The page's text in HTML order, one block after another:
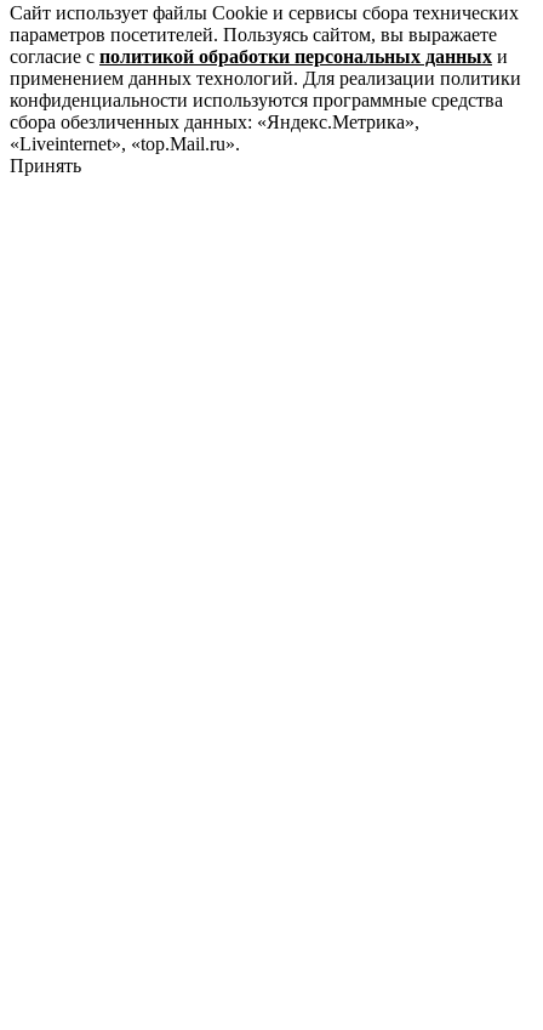
Сайт использует файлы Cookie и сервисы сбора технических
параметров посетителей. Пользуясь сайтом, вы выражаете
согласие с политикой обработки персональных данных и
применением данных технологий. Для реализации политики
конфиденциальности используются программные средства
сбора обезличенных данных: «Яндекс.Метрика»,
«Liveinternet», «top.Mail.ru».
Принять